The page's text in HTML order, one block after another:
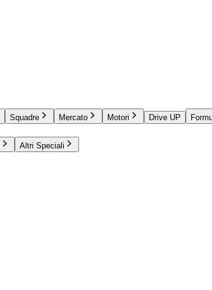
Squadre Mercato Motori Drive UP
Altri Speciali